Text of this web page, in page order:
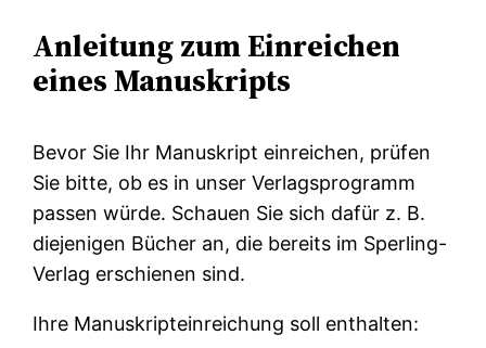
Anleitung zum Einreichen
eines Manuskripts
Bevor Sie Ihr Manuskript einreichen, prüfen
Sie bitte, ob es in unser Verlagsprogramm
passen würde. Schauen Sie sich dafür z. B.
diejenigen Bücher an, die bereits im Sperling-
Verlag erschienen sind.
Ihre Manuskripteinreichung soll enthalten: